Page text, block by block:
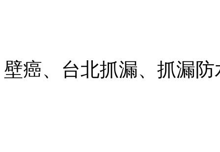
壁癌、台北抓漏、抓漏防